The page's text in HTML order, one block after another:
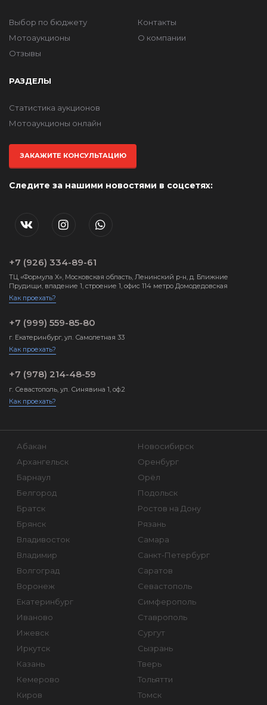
Выбор по бюджету
Мотоаукционы
Отзывы
Контакты
О компании
РАЗДЕЛЫ
Статистика аукционов
Мотоаукционы онлайн
ЗАКАЖИТЕ КОНСУЛЬТАЦИЮ
Следите за нашими новостями в соцсетях:
+7 (926) 334-89-61
ТЦ «Формула X», Московская область, Ленинский р-н, д. Ближние
Прудищи, владение 1, строение 1, офис 114 метро Домодедовская
Как проехать?
+7 (999) 559-85-80
г. Екатеринбург, ул. Самолетная 33
Как проехать?
+7 (978) 214-48-59
г. Севастополь, ул. Синявина 1, оф.2
Как проехать?
Абакан
Архангельск
Барнаул
Белгород
Братск
Брянск
Владивосток
Владимир
Волгоград
Воронеж
Екатеринбург
Иваново
Ижевск
Иркутск
Казань
Кемерово
Киров
Новосибирск
Оренбург
Орёл
Подольск
Ростов на Дону
Рязань
Самара
Санкт-Петербург
Саратов
Севастополь
Симферополь
Ставрополь
Сургут
Сызрань
Тверь
Тольятти
Томск